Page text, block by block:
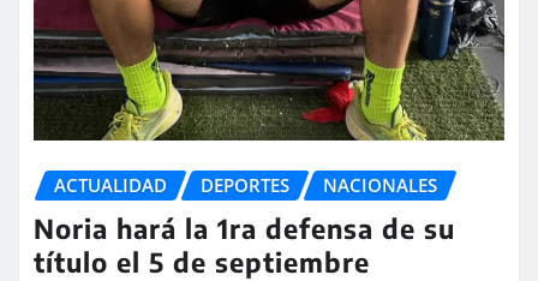
ACTUALIDAD DEPORTES NACIONALES
Noria hará la 1ra defensa de su
título el 5 de septiembre